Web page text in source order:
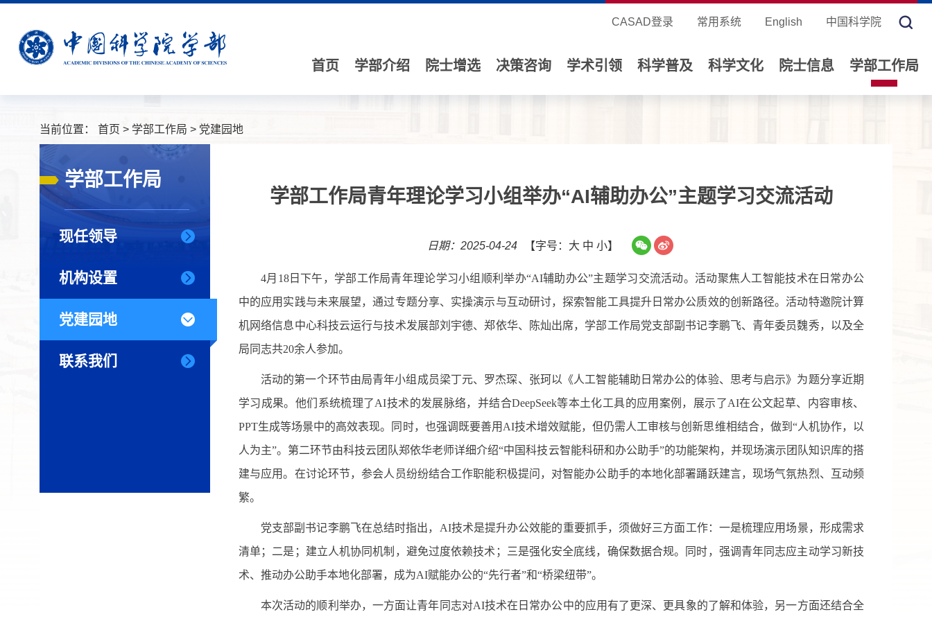
CASAD登录 常用系统 English 中国科学院
首页 学部介绍 院士增选 决策咨询 学术引领 科学普及 科学文化 院士信息 学部工作局
当前位置： 首页 > 学部工作局 > 党建园地
学部工作局
现任领导
机构设置
党建园地
联系我们
学部工作局青年理论学习小组举办“AI辅助办公”主题学习交流活动
日期：2025-04-24 【字号： 大 中 小】
4月18日下午，学部工作局青年理论学习小组顺利举办“AI辅助办公”主题学习交流活动。活动聚焦人工智能技术在日常办公
中的应用实践与未来展望，通过专题分享、实操演示与互动研讨，探索智能工具提升日常办公质效的创新路径。活动特邀院计算
机网络信息中心科技云运行与技术发展部刘宇德、郑依华、陈灿出席，学部工作局党支部副书记李鹏飞、青年委员魏秀，以及全
局同志共20余人参加。
活动的第一个环节由局青年小组成员梁丁元、罗杰琛、张珂以《人工智能辅助日常办公的体验、思考与启示》为题分享近期
学习成果。他们系统梳理了AI技术的发展脉络，并结合DeepSeek等本土化工具的应用案例，展示了AI在公文起草、内容审核、
PPT生成等场景中的高效表现。同时，也强调既要善用AI技术增效赋能，但仍需人工审核与创新思维相结合，做到“人机协作，以
人为主”。第二环节由科技云团队郑依华老师详细介绍“中国科技云智能科研和办公助手”的功能架构，并现场演示团队知识库的搭
建与应用。在讨论环节，参会人员纷纷结合工作职能积极提问，对智能办公助手的本地化部署踊跃建言，现场气氛热烈、互动频
繁。
党支部副书记李鹏飞在总结时指出，AI技术是提升办公效能的重要抓手，须做好三方面工作：一是梳理应用场景，形成需求
清单；二是；建立人机协同机制，避免过度依赖技术；三是强化安全底线，确保数据合规。同时，强调青年同志应主动学习新技
术、推动办公助手本地化部署，成为AI赋能办公的“先行者”和“桥梁纽带”。
本次活动的顺利举办，一方面让青年同志对AI技术在日常办公中的应用有了更深、更具象的了解和体验，另一方面还结合全